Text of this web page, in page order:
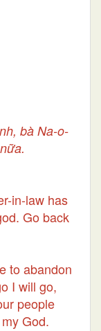
bà Na-o-
in-law has
Go back
to abandon
I will go,
people
God.